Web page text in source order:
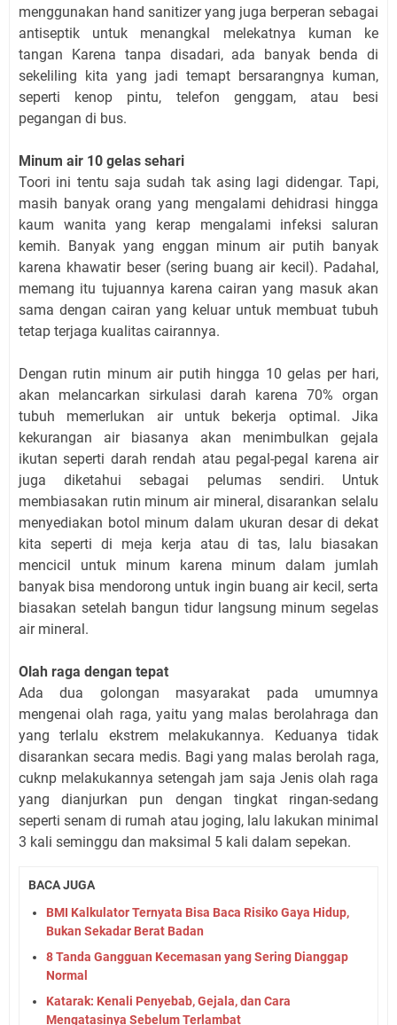
menggunakan hand sanitizer yang juga berperan sebagai
antiseptik untuk menangkal melekatnya kuman ke
tangan Karena tanpa disadari, ada banyak benda di
sekeliling kita yang jadi temapt bersarangnya kuman,
seperti kenop pintu, telefon genggam, atau besi
pegangan di bus.
Minum air 10 gelas sehari
Toori ini tentu saja sudah tak asing lagi didengar. Tapi,
masih banyak orang yang mengalami dehidrasi hingga
kaum wanita yang kerap mengalami infeksi saluran
kemih. Banyak yang enggan minum air putih banyak
karena khawatir beser (sering buang air kecil). Padahal,
memang itu tujuannya karena cairan yang masuk akan
sama dengan cairan yang keluar untuk membuat tubuh
tetap terjaga kualitas cairannya.
Dengan rutin minum air putih hingga 10 gelas per hari,
akan melancarkan sirkulasi darah karena 70% organ
tubuh memerlukan air untuk bekerja optimal. Jika
kekurangan air biasanya akan menimbulkan gejala
ikutan seperti darah rendah atau pegal-pegal karena air
juga diketahui sebagai pelumas sendiri. Untuk
membiasakan rutin minum air mineral, disarankan selalu
menyediakan botol minum dalam ukuran desar di dekat
kita seperti di meja kerja atau di tas, lalu biasakan
mencicil untuk minum karena minum dalam jumlah
banyak bisa mendorong untuk ingin buang air kecil, serta
biasakan setelah bangun tidur langsung minum segelas
air mineral.
Olah raga dengan tepat
Ada dua golongan masyarakat pada umumnya
mengenai olah raga, yaitu yang malas berolahraga dan
yang terlalu ekstrem melakukannya. Keduanya tidak
disarankan secara medis. Bagi yang malas berolah raga,
cuknp melakukannya setengah jam saja Jenis olah raga
yang dianjurkan pun dengan tingkat ringan-sedang
seperti senam di rumah atau joging, lalu lakukan minimal
3 kali seminggu dan maksimal 5 kali dalam sepekan.
BACA JUGA
BMI Kalkulator Ternyata Bisa Baca Risiko Gaya Hidup,
Bukan Sekadar Berat Badan
8 Tanda Gangguan Kecemasan yang Sering Dianggap
Normal
Katarak: Kenali Penyebab, Gejala, dan Cara
Mengatasinya Sebelum Terlambat